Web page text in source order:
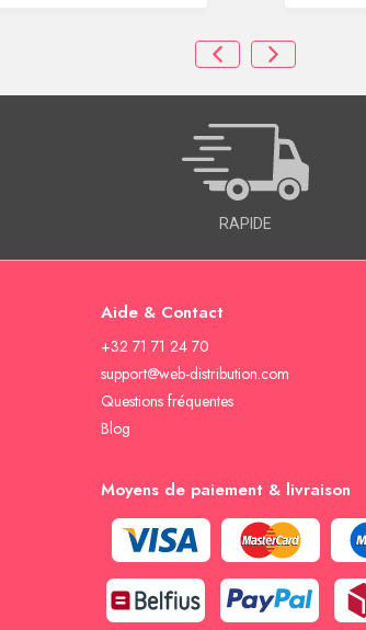
RAPIDE
Aide & Contact
+32 71 71 24 70
support@web-distribution.com
Questions fréquentes
Blog
Moyens de paiement & livraison